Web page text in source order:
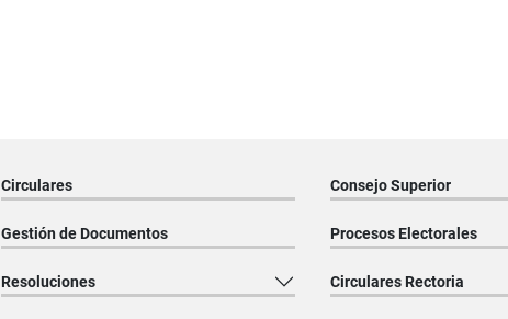
Circulares Consejo Superior
Gestión de Documentos Procesos Electorales
Resoluciones Circulares Rectoria